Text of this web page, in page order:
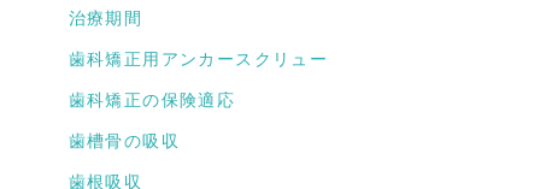
治療期間
歯科矯正用アンカースクリュー
歯科矯正の保険適応
歯槽骨の吸収
歯根吸収